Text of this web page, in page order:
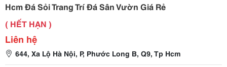
Hcm Đá Sỏi Trang Trí Đá Sân Vườn Giá Rẻ
( HẾT HẠN )
Liên hệ
644, Xa Lộ Hà Nội, P, Phước Long B, Q9, Tp Hcm